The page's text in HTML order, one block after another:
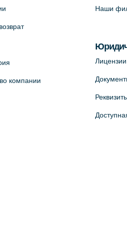
компании
Наши